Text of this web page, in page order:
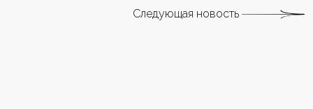
Следующая новость